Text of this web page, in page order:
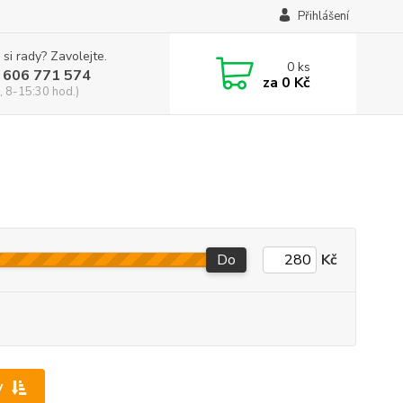
Přihlášení
rady? Zavolejte.
771 574
8-15:30 hod.)
0ks
za 0 Kč
Do Kč